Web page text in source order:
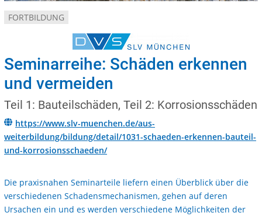
FORTBILDUNG
Seminarreihe: Schäden erkennen
und vermeiden
Teil 1: Bauteilschäden, Teil 2: Korrosionsschäden
https://www.slv-muenchen.de/aus-
weiterbildung/bildung/detail/1031-schaeden-erkennen-bauteil-
und-korrosionsschaeden/
Die praxisnahen Seminarteile liefern einen Überblick über die
verschiedenen Schadensmechanismen, gehen auf deren
Ursachen ein und es werden verschiedene Möglichkeiten der